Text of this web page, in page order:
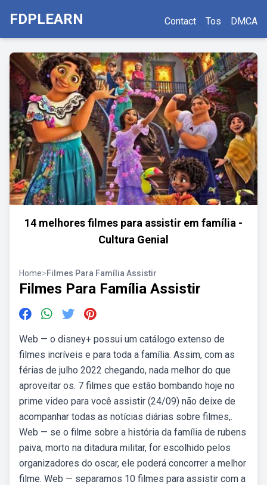
FDPLEARN Contact Tos DMCA
14 melhores filmes para assistir em família -
Cultura Genial
Home>Filmes Para Família Assistir
Filmes Para Família Assistir
Web — o disney+ possui um catálogo extenso de
filmes incríveis e para toda a família. Assim, com as
férias de julho 2022 chegando, nada melhor do que
aproveitar os. 7 filmes que estão bombando hoje no
prime video para você assistir (24/09) não deixe de
acompanhar todas as notícias diárias sobre filmes,.
Web — se o filme sobre a história da família de rubens
paiva, morto na ditadura militar, for escolhido pelos
organizadores do oscar, ele poderá concorrer a melhor
filme. Web — separamos 10 filmes para assistir com a